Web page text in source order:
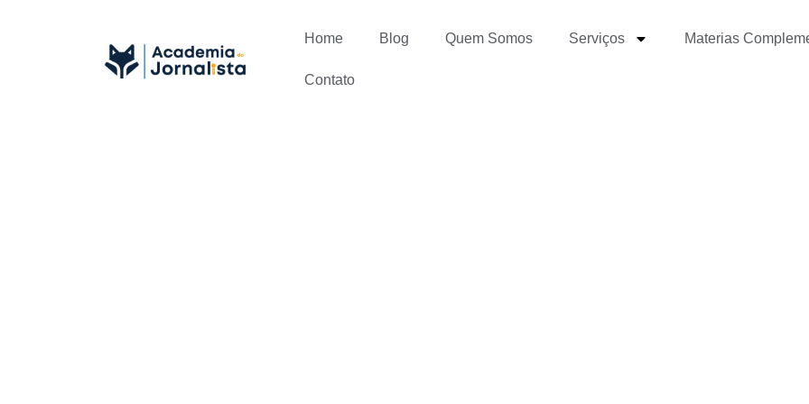
Home Blog Quem Somos Serviços Materias
Contato